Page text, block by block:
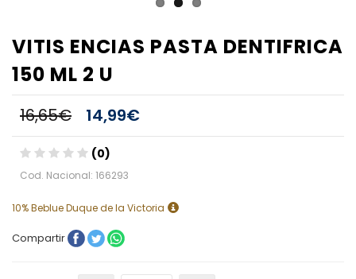
VITIS ENCIAS PASTA DENTIFRICA
150 ML 2 U
16,65€ 14,99€
(0)
Cod. Nacional: 166293
10% Beblue Duque de la Victoria
Compartir